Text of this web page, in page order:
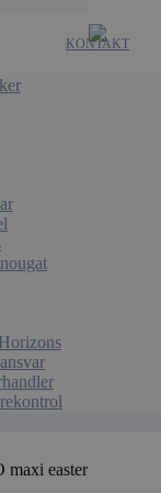
KONTAKT
maxi easter